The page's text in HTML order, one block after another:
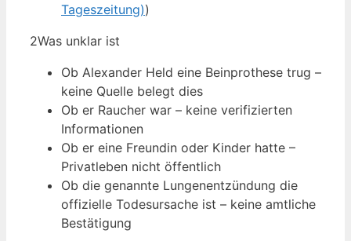
Tageszeitung))
2Was unklar ist
Ob Alexander Held eine Beinprothese trug –
keine Quelle belegt dies
Ob er Raucher war – keine verifizierten
Informationen
Ob er eine Freundin oder Kinder hatte –
Privatleben nicht öffentlich
Ob die genannte Lungenentzündung die
offizielle Todesursache ist – keine amtliche
Bestätigung